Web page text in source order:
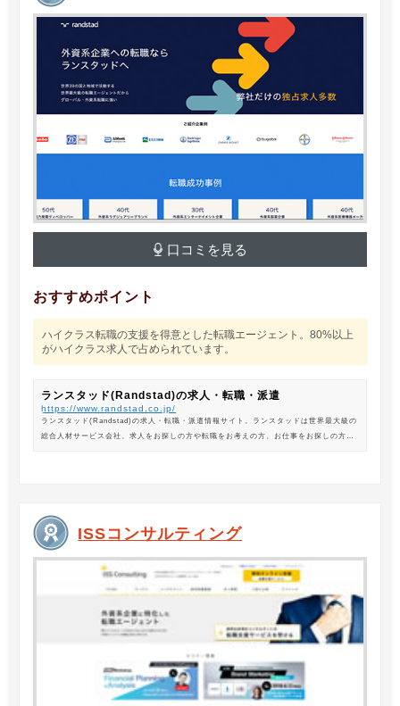
口コミを見る
おすすめポイント
ハイクラス転職の支援を得意とした転職エージェント。80%以上
がハイクラス求人で占められています。
ランスタッド(Randstad)の求人・転職・派遣
https://www.randstad.co.jp/
ランスタッド(Randstad)の求人・転職・派遣情報サイト。ランスタッドは世界最大級の
総合人材サービス会社。求人をお探しの方や転職をお考えの方、お仕事をお探しの方に
ISSコンサルティング